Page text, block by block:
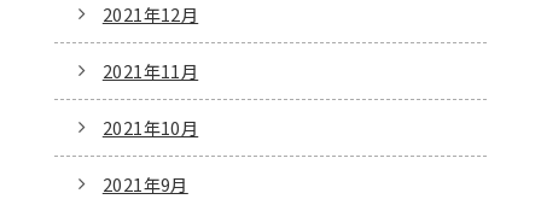
2021年12月
2021年11月
2021年10月
2021年9月